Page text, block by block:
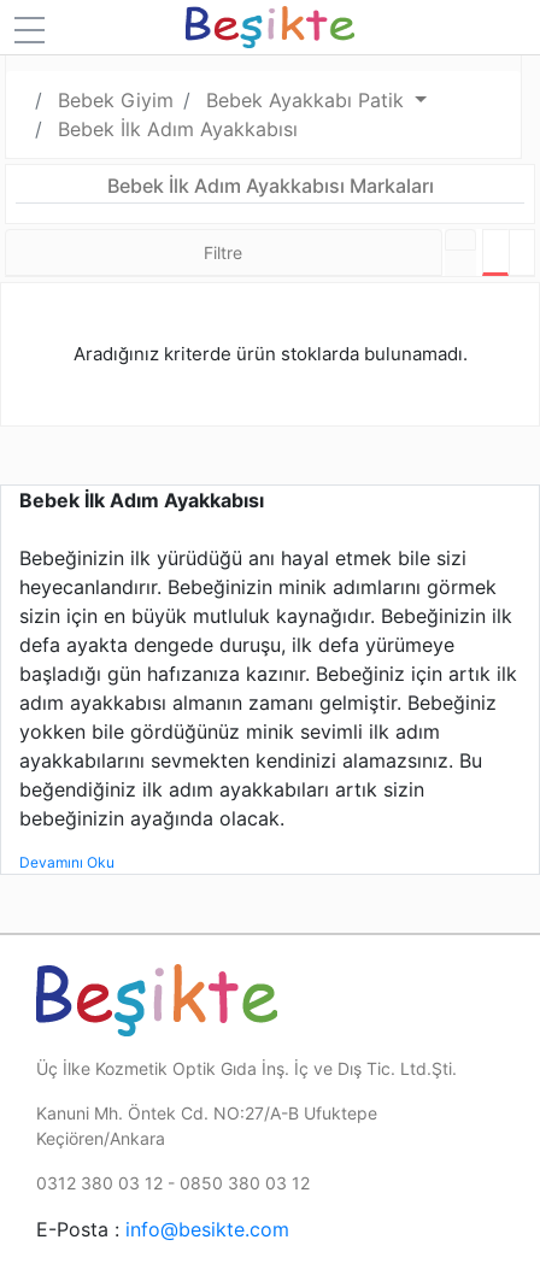
Bebek Giyim
Bebek Ayakkabı Patik
Bebek İlk Adım Ayakkabısı
Bebek İlk Adım Ayakkabısı Markaları
Filtre
Aradığınız kriterde ürün stoklarda bulunamadı.
Bebek İlk Adım Ayakkabısı
Bebeğinizin ilk yürüdüğü anı hayal etmek bile sizi
heyecanlandırır. Bebeğinizin minik adımlarını görmek
sizin için en büyük mutluluk kaynağıdır. Bebeğinizin ilk
defa ayakta dengede duruşu, ilk defa yürümeye
başladığı gün hafızanıza kazınır. Bebeğiniz için artık ilk
adım ayakkabısı almanın zamanı gelmiştir. Bebeğiniz
yokken bile gördüğünüz minik sevimli ilk adım
ayakkabılarını sevmekten kendinizi alamazsınız. Bu
beğendiğiniz ilk adım ayakkabıları artık sizin
bebeğinizin ayağında olacak.
Devamını Oku
Üç İlke Kozmetik Optik Gıda İnş. İç ve Dış Tic. Ltd.Şti.
Kanuni Mh. Öntek Cd. NO:27/A-B Ufuktepe
Keçiören/Ankara
0312 380 03 12 - 0850 380 03 12
E-Posta : info@besikte.com